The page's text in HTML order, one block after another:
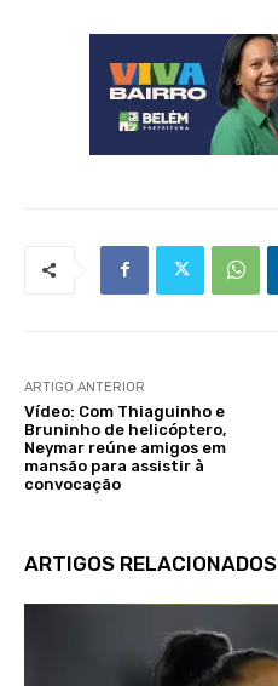
ARTIGO ANTERIOR
Vídeo: Com Thiaguinho e
Bruninho de helicóptero,
Neymar reúne amigos em
mansão para assistir à
convocação
ARTIGOS RELACIONADOS